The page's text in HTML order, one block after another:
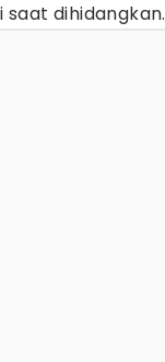
saat dihidangkan.